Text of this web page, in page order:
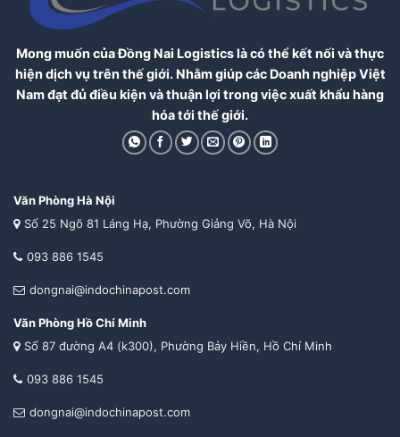
Mong muốn của Đồng Nai Logistics là có thể kết nối và thực
hiện dịch vụ trên thế giới. Nhằm giúp các Doanh nghiệp Việt
Nam đạt đủ điều kiện và thuận lợi trong việc xuất khẩu hàng
hóa tới thế giới.
Văn Phòng Hà Nội
Số 25 Ngõ 81 Láng Hạ, Phường Giảng Võ, Hà Nội
093 886 1545
dongnai@indochinapost.com
Văn Phòng Hồ Chí Minh
Số 87 đường A4 (k300), Phường Bảy Hiền, Hồ Chí Minh
093 886 1545
dongnai@indochinapost.com